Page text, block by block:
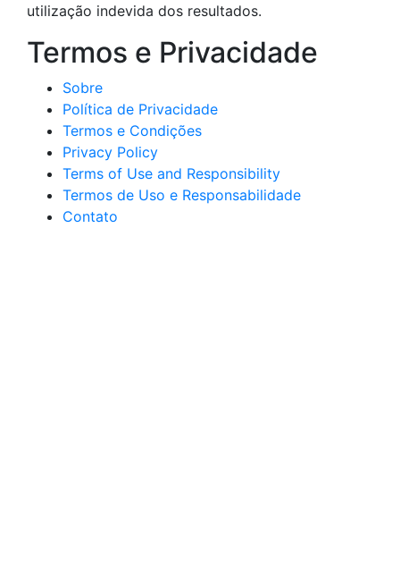
utilização indevida dos resultados.
Termos e Privacidade
Sobre
Política de Privacidade
Termos e Condições
Privacy Policy
Terms of Use and Responsibility
Termos de Uso e Responsabilidade
Contato